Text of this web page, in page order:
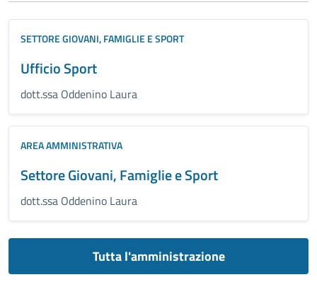
SETTORE GIOVANI, FAMIGLIE E SPORT
Ufficio Sport
dott.ssa Oddenino Laura
AREA AMMINISTRATIVA
Settore Giovani, Famiglie e Sport
dott.ssa Oddenino Laura
Tutta l'amministrazione